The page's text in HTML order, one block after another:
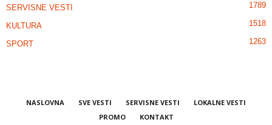
SERVISNE VESTI 1789
KULTURA 1518
SPORT 1263
NASLOVNA SVE VESTI SERVISNE VESTI
LOKALNE VESTI
PROMO
KONTAKT